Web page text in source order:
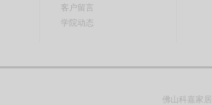
客户留言
学院动态
佛山科嘉家